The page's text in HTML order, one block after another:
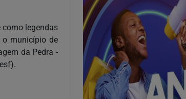
legendas
o município de
da Pedra -